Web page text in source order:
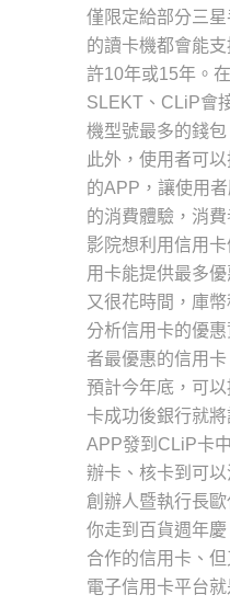
僅限定給部分三
的讀卡機都會能
許10年或15年。
SLEKT、CLiP會
機型號最多的錢包
此外，使用者可
的APP，讓使用
的消費體驗，消
影院想利用信用
用卡能提供最多
又很花時間，庫
分析信用卡的優
者最優惠的信用卡
預計今年底，可
卡成功後銀行就
APP發到CLiP卡
辦卡、核卡到可
創辦人暨執行長
你走到百貨週年
合作的信用卡、
電子信用卡平台